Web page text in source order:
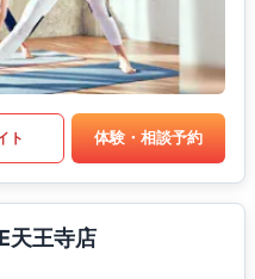
ト 体験・相談予約
天王寺店